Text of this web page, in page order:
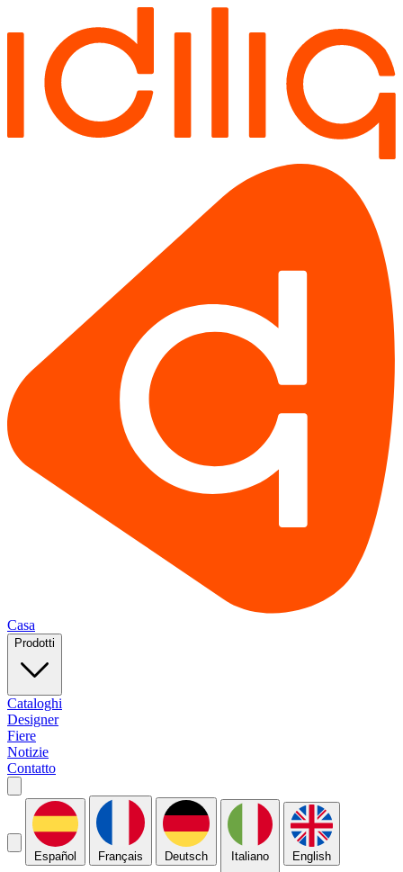
Casa
Prodotti
Cataloghi
Designer
Fiere
Notizie
Contatto
Español Français Deutsch Italiano English